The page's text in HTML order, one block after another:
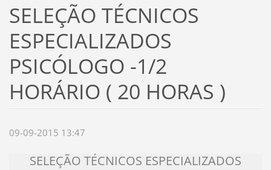
SELEÇÃO TÉCNICOS
ESPECIALIZADOS
PSICÓLOGO -1/2
HORÁRIO ( 20 HORAS )
09-09-2015 13:47
SELEÇÃO TÉCNICOS ESPECIALIZADOS